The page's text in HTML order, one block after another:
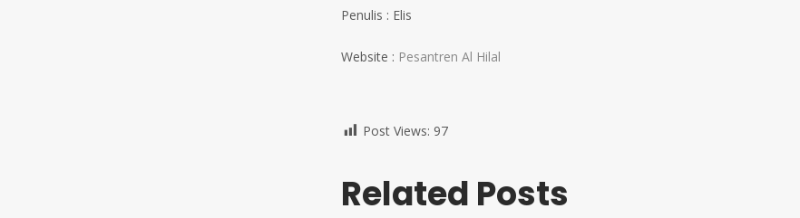
Penulis : Elis
Website : Pesantren Al Hilal
Post Views: 97
Related Posts